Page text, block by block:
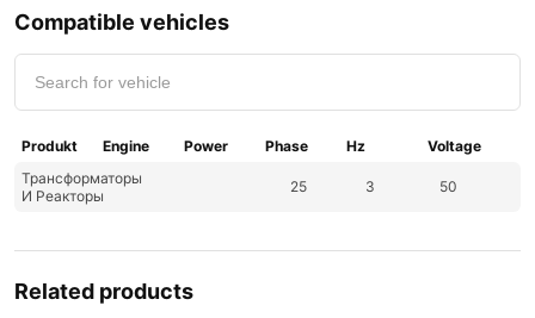
Compatible vehicles
Produkt Engine Power Phase Hz
Voltage
Трансформаторы
И Реакторы
25 3 50
Related products